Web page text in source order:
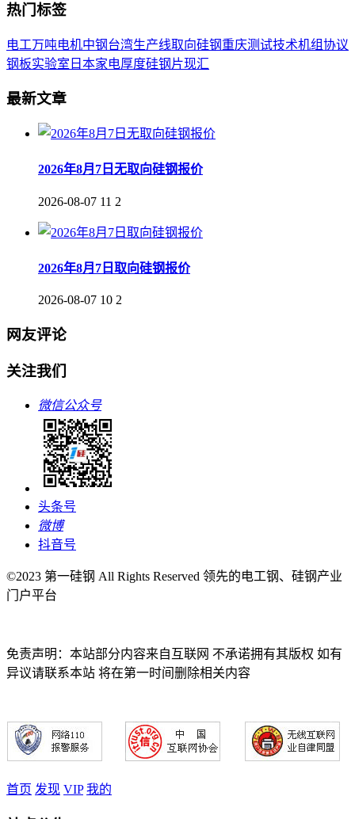
热门标签
电工万吨电机中钢台湾生产线取向硅钢重庆测试技术机组协议
钢板实验室 日本家电厚度硅钢片现汇
最新文章
2026年8月7日无取向硅钢报价
2026-08-07 11 2
2026年8月7日取向硅钢报价
2026-08-07 10 2
网友评论
关注我们
微信公众号
头条号
微博
抖音号
©2023 第一硅钢 All Rights Reserved 领先的电工钢、硅钢产业
门户平台
免责声明：本站部分内容来自互联网 不承诺拥有其版权 如有
异议请联系本站 将在第一时间删除相关内容
首页 发现 VIP 我的